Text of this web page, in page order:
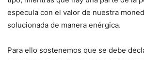
especula con el valor de nuestra
solucionada de manera enérgica.
Para ello sostenemos que se debe